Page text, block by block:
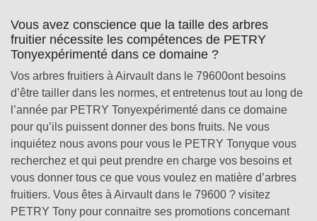
Vous avez conscience que la taille des arbres
fruitier nécessite les compétences de PETRY
Tonyexpérimenté dans ce domaine ?
Vos arbres fruitiers à Airvault dans le 79600ont besoins
d’être tailler dans les normes, et entretenus tout au long de
l’année par PETRY Tonyexpérimenté dans ce domaine
pour qu’ils puissent donner des bons fruits. Ne vous
inquiétez nous avons pour vous le PETRY Tonyque vous
recherchez et qui peut prendre en charge vos besoins et
vous donner tous ce que vous voulez en matière d’arbres
fruitiers. Vous êtes à Airvault dans le 79600 ? visitez
PETRY Tony pour connaitre ses promotions concernant